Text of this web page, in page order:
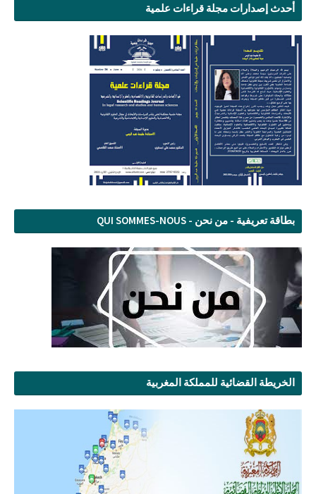
أحدث إصدارات مجلة قراءات علمية
بطاقة تعريفية - من نحن - QUI SOMMES-NOUS
الخريطة القضائية للمملكة المغربية